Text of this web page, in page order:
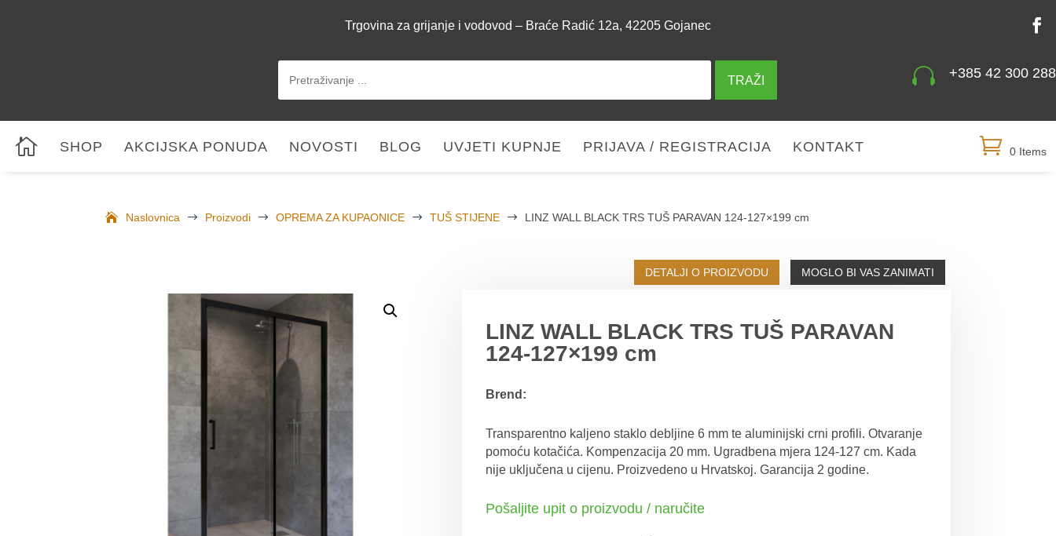
Trgovina za grijanje i vodovod – Braće Radić 12a, 42205 Gojanec
TRAŽI  +385 42 300 288
 SHOP AKCIJSKA PONUDA NOVOSTI BLOG UVJETI KUPNJE PRIJAVA / REGISTRACIJA KONTAKT 0 Items
Naslovnica $ Proizvodi $ OPREMA ZA KUPAONICE $ TUŠ STIJENE $ LINZ WALL BLACK TRS TUŠ PARAVAN 124-127×199 cm
DETALJI O PROIZVODU MOGLO BI VAS ZANIMATI
LINZ WALL BLACK TRS TUŠ PARAVAN
124-127×199 cm
Brend:
Transparentno kaljeno staklo debljine 6 mm te aluminijski crni profili. Otvaranje
pomoću kotačića. Kompenzacija 20 mm. Ugradbena mjera 124-127 cm. Kada
nije uključena u cijenu. Proizvedeno u Hrvatskoj. Garancija 2 godine.
Pošaljite upit o proizvodu / naručite